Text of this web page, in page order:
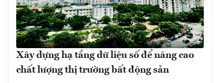
Xây dựng hạ tầng dữ liệu số để nâng cao
chất lượng thị trường bất động sản